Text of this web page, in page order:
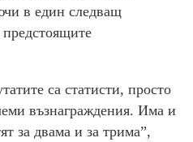
в един следващ
са статисти, просто
възнаграждения. Има и
за двама и за трима”,